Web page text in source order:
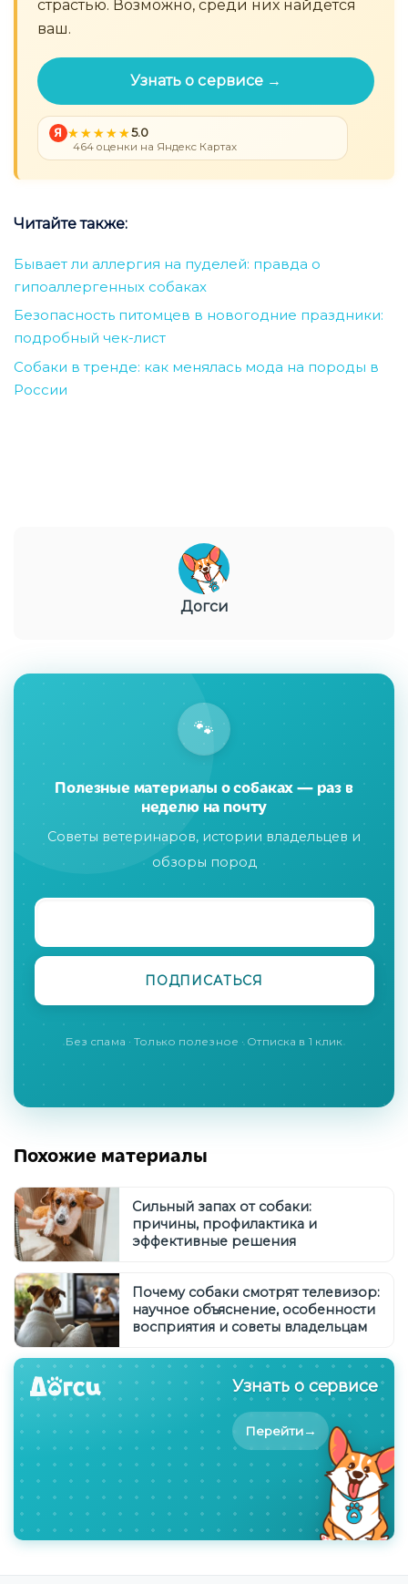
страстью. Возможно, среди них найдётся
ваш.
Узнать о сервисе →
Я 5.0
464 оценки на Яндекс Картах
Читайте также:
Бывает ли аллергия на пуделей: правда о
гипоаллергенных собаках
Безопасность питомцев в новогодние праздники:
подробный чек-лист
Собаки в тренде: как менялась мода на породы в
России
Догси
🐾
Полезные материалы о собаках — раз в
неделю на почту
Советы ветеринаров, истории владельцев и
обзоры пород
Без спама · Только полезное · Отписка в 1 клик
Похожие материалы
Сильный запах от собаки:
причины, профилактика и
эффективные решения
Почему собаки смотрят телевизор:
научное объяснение, особенности
восприятия и советы владельцам
Узнать о сервисе
Перейти→